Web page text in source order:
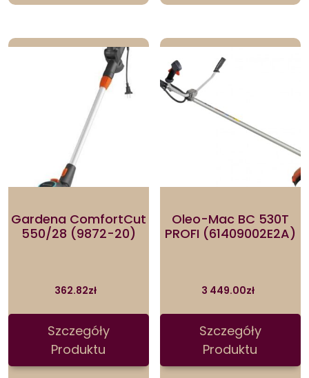
Gardena ComfortCut
550/28 (9872-20)
362.82zł
Szczegóły
Produktu
Oleo-Mac BC 530T
PROFI (61409002E2A)
3 449.00zł
Szczegóły
Produktu